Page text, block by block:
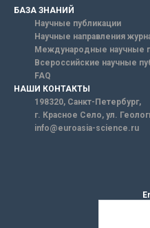
БАЗА ЗНАНИЙ
Научные публикации
Научные направления
Международные научные
Всероссийские научные
FAQ
НАШИ КОНТАКТЫ
198320, Санкт-Петербург,
г. Красное Село, ул.
info@euroasia-science.ru